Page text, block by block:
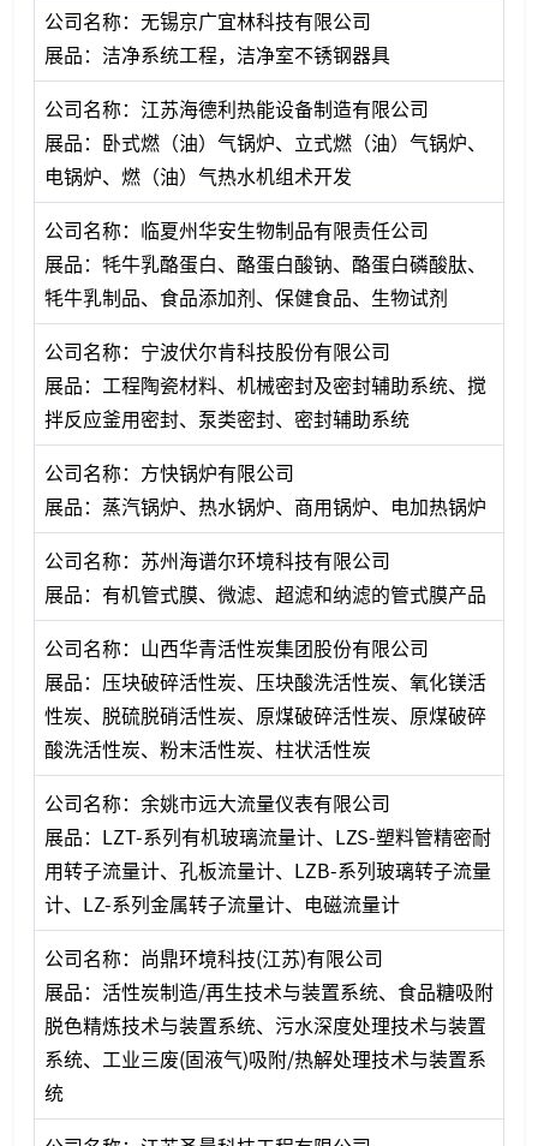
公司名称：无锡京广宜林科技有限公司
展品：洁净系统工程，洁净室不锈钢器具
公司名称：江苏海德利热能设备制造有限公司
展品：卧式燃（油）气锅炉、立式燃（油）气锅炉、
电锅炉、燃（油）气热水机组术开发
公司名称：临夏州华安生物制品有限责任公司
展品：牦牛乳酪蛋白、酪蛋白酸钠、酪蛋白磷酸肽、
牦牛乳制品、食品添加剂、保健食品、生物试剂
公司名称：宁波伏尔肯科技股份有限公司
展品：工程陶瓷材料、机械密封及密封辅助系统、搅
拌反应釜用密封、泵类密封、密封辅助系统
公司名称：方快锅炉有限公司
展品：蒸汽锅炉、热水锅炉、商用锅炉、电加热锅炉
公司名称：苏州海谱尔环境科技有限公司
展品：有机管式膜、微滤、超滤和纳滤的管式膜产品
公司名称：山西华青活性炭集团股份有限公司
展品：压块破碎活性炭、压块酸洗活性炭、氧化镁活
性炭、脱硫脱硝活性炭、原煤破碎活性炭、原煤破碎
酸洗活性炭、粉末活性炭、柱状活性炭
公司名称：余姚市远大流量仪表有限公司
展品：LZT-系列有机玻璃流量计、LZS-塑料管精密耐
用转子流量计、孔板流量计、LZB-系列玻璃转子流量
计、LZ-系列金属转子流量计、电磁流量计
公司名称：尚鼎环境科技(江苏)有限公司
展品：活性炭制造/再生技术与装置系统、食品糖吸附
脱色精炼技术与装置系统、污水深度处理技术与装置
系统、工业三废(固液气)吸附/热解处理技术与装置系
统